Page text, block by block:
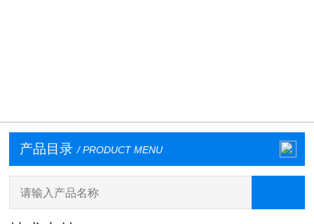
产品目录 / PRODUCT MENU